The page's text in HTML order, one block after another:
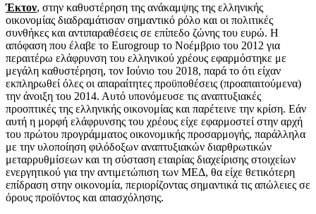
Έκτον, στην καθυστέρηση της ανάκαμψης της ελληνικής
οικονομίας διαδραμάτισαν σημαντικό ρόλο και οι πολιτικές
συνθήκες και αντιπαραθέσεις σε επίπεδο ζώνης του ευρώ. Η
απόφαση που έλαβε το Eurogroup το Νοέμβριο του 2012 για
περαιτέρω ελάφρυνση του ελληνικού χρέους εφαρμόστηκε με
μεγάλη καθυστέρηση, τον Ιούνιο του 2018, παρά το ότι είχαν
εκπληρωθεί όλες οι απαραίτητες προϋποθέσεις (προαπαιτούμενα)
την άνοιξη του 2014. Αυτό υπονόμευσε τις αναπτυξιακές
προοπτικές της ελληνικής οικονομίας και παρέτεινε την κρίση. Εάν
αυτή η μορφή ελάφρυνσης του χρέους είχε εφαρμοστεί στην αρχή
του πρώτου προγράμματος οικονομικής προσαρμογής, παράλληλα
με την υλοποίηση φιλόδοξων αναπτυξιακών διαρθρωτικών
μεταρρυθμίσεων και τη σύσταση εταιρίας διαχείρισης στοιχείων
ενεργητικού για την αντιμετώπιση των ΜΕΔ, θα είχε θετικότερη
επίδραση στην οικονομία, περιορίζοντας σημαντικά τις απώλειες σε
όρους προϊόντος και απασχόλησης.